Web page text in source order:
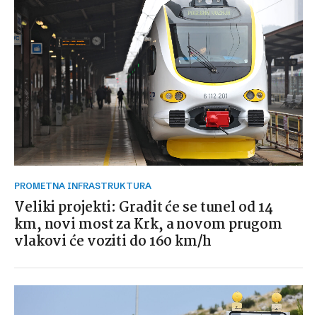
PROMETNA INFRASTRUKTURA
Veliki projekti: Gradit će se tunel od 14
km, novi most za Krk, a novom prugom
vlakovi će voziti do 160 km/h